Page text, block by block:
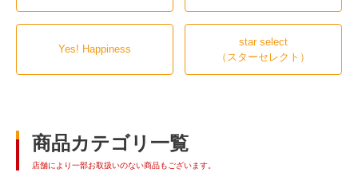
Yes! Happiness
star select
（スターセレクト）
商品カテゴリ一覧
店舗により一部お取扱いのない商品もございます。